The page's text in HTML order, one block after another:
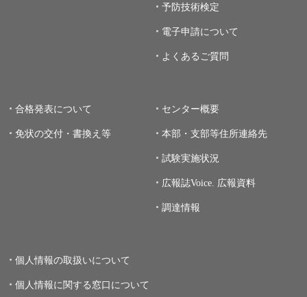
予防技術検定
電子申請について
よくあるご質問
合格発表について
免状の交付・書換え等
センター概要
本部・支部等住所連絡先
試験実施状況
広報誌Voice. 広報資料
調達情報
個人情報の取扱いについて
個人情報に関する窓口について